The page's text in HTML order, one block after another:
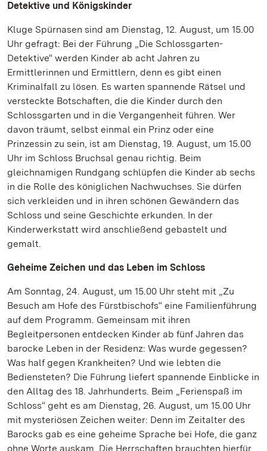
Detektive und Königskinder
Kluge Spürnasen sind am Dienstag, 12. August, um 15.00
Uhr gefragt: Bei der Führung „Die Schlossgarten-
Detektive“ werden Kinder ab acht Jahren zu
Ermittlerinnen und Ermittlern, denn es gibt einen
Kriminalfall zu lösen. Es warten spannende Rätsel und
versteckte Botschaften, die die Kinder durch den
Schlossgarten und in die Vergangenheit führen. Wer
davon träumt, selbst einmal ein Prinz oder eine
Prinzessin zu sein, ist am Dienstag, 19. August, um 15.00
Uhr im Schloss Bruchsal genau richtig. Beim
gleichnamigen Rundgang schlüpfen die Kinder ab sechs
in die Rolle des königlichen Nachwuchses. Sie dürfen
sich verkleiden und in ihren schönen Gewändern das
Schloss und seine Geschichte erkunden. In der
Kinderwerkstatt wird anschließend gebastelt und
gemalt.
Geheime Zeichen und das Leben im Schloss
Am Sonntag, 24. August, um 15.00 Uhr steht mit „Zu
Besuch am Hofe des Fürstbischofs“ eine Familienführung
auf dem Programm. Gemeinsam mit ihren
Begleitpersonen entdecken Kinder ab fünf Jahren das
barocke Leben in der Residenz: Was wurde gegessen?
Was half gegen Krankheiten? Und wie lebten die
Bediensteten? Die Führung liefert spannende Einblicke in
den Alltag des 18. Jahrhunderts. Beim „Ferienspaß im
Schloss“ geht es am Dienstag, 26. August, um 15.00 Uhr
mit mysteriösen Zeichen weiter: Denn im Zeitalter des
Barocks gab es eine geheime Sprache bei Hofe, die ganz
ohne Worte auskam. Die Herrschaften brauchten hierfür